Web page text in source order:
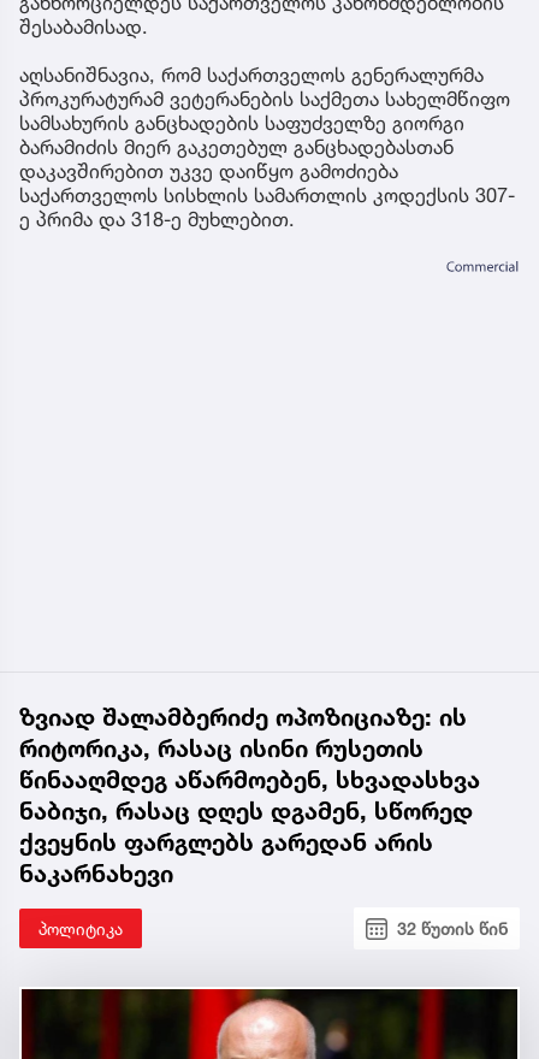
შესაბამისად.
აღსანიშნავია, რომ საქართველოს გენერალურმა
პროკურატურამ ვეტერანების საქმეთა სახელმწიფო
სამსახურის განცხადების საფუძველზე გიორგი
ბარამიძის მიერ გაკეთებულ განცხადებასთან
დაკავშირებით უკვე დაიწყო გამოძიება
საქართველოს სისხლის სამართლის კოდექსის 307-
ე პრიმა და 318-ე მუხლებით.
ზვიად შალამბერიძე ოპოზიციაზე: ის
რიტორიკა, რასაც ისინი რუსეთის
წინააღმდეგ აწარმოებენ, სხვადასხვა
ნაბიჯი, რასაც დღეს დგამენ, სწორედ
ქვეყნის ფარგლებს გარედან არის
ნაკარნახევი
პოლიტიკა 32 წუთის წინ